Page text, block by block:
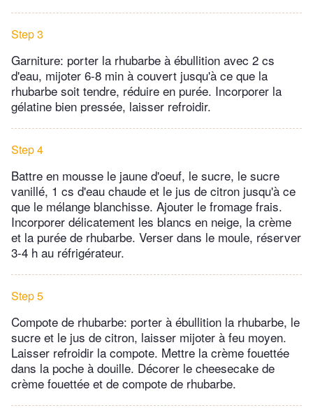
Step 3
Garniture: porter la rhubarbe à ébullition avec 2 cs
d'eau, mijoter 6-8 min à couvert jusqu'à ce que la
rhubarbe soit tendre, réduire en purée. Incorporer la
gélatine bien pressée, laisser refroidir.
Step 4
Battre en mousse le jaune d'oeuf, le sucre, le sucre
vanillé, 1 cs d'eau chaude et le jus de citron jusqu'à ce
que le mélange blanchisse. Ajouter le fromage frais.
Incorporer délicatement les blancs en neige, la crème
et la purée de rhubarbe. Verser dans le moule, réserver
3-4 h au réfrigérateur.
Step 5
Compote de rhubarbe: porter à ébullition la rhubarbe, le
sucre et le jus de citron, laisser mijoter à feu moyen.
Laisser refroidir la compote. Mettre la crème fouettée
dans la poche à douille. Décorer le cheesecake de
crème fouettée et de compote de rhubarbe.